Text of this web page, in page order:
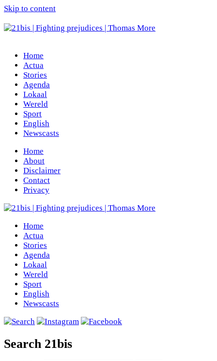
Skip to content
Home
Actua
Stories
Agenda
Lokaal
Wereld
Sport
English
Newscasts
Home
About
Disclaimer
Contact
Privacy
Home
Actua
Stories
Agenda
Lokaal
Wereld
Sport
English
Newscasts
Search 21bis